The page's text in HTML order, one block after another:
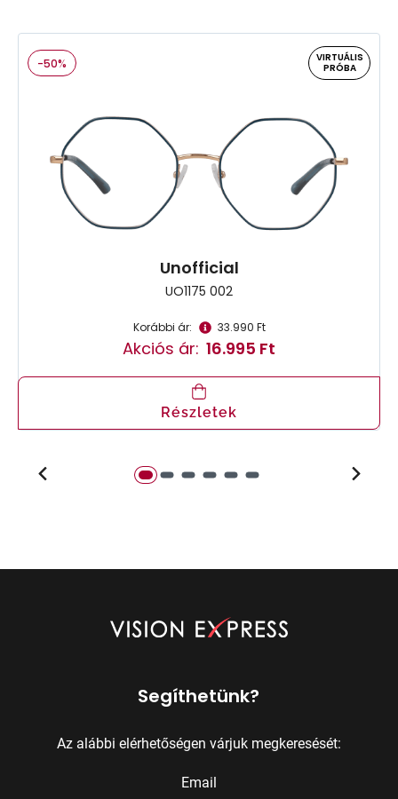
-50%
VIRTUÁLIS
PRÓBA
Unofficial
UO1175 002
Korábbi ár: 33.990 Ft
Akciós ár: 16.995 Ft
Részletek
Segíthetünk?
Az alábbi elérhetőségen várjuk megkeresését:
Email